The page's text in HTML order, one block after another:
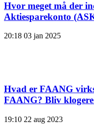
Hvor meget må der
Aktiesparekonto
20:18 03 jan 2025
Hvad er FAANG
FAANG? Bliv
19:10 22 aug 2023